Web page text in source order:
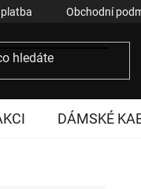
Obchodní
DÁMSKÉ